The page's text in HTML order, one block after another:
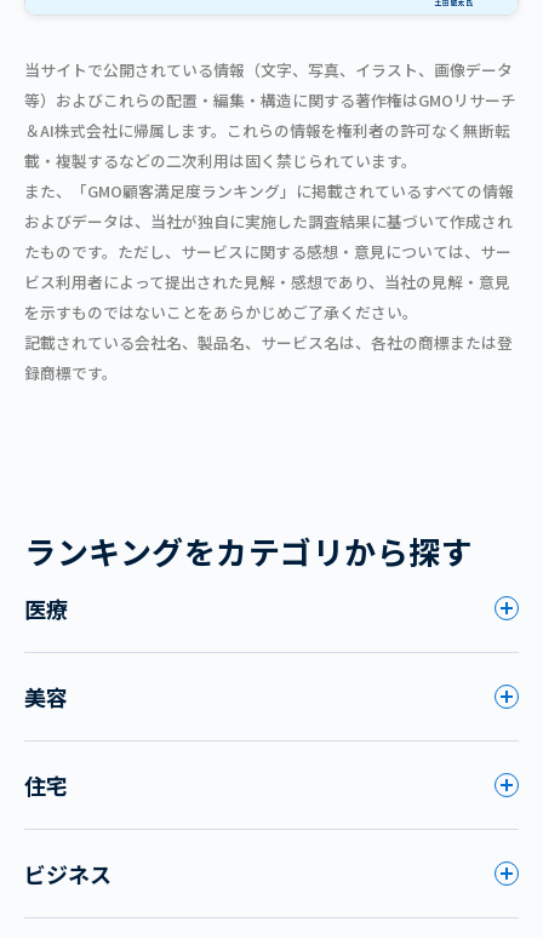
当サイトで公開されている情報（文字、写真、イラスト、画像データ
等）およびこれらの配置・編集・構造に関する著作権はGMOリサーチ
＆AI株式会社に帰属します。これらの情報を権利者の許可なく無断転
載・複製するなどの二次利用は固く禁じられています。
また、「GMO顧客満足度ランキング」に掲載されているすべての情報
およびデータは、当社が独自に実施した調査結果に基づいて作成され
たものです。ただし、サービスに関する感想・意見については、サー
ビス利用者によって提出された見解・感想であり、当社の見解・意見
を示すものではないことをあらかじめご了承ください。
記載されている会社名、製品名、サービス名は、各社の商標または登
録商標です。
ランキングをカテゴリから探す
医療
美容
住宅
ビジネス